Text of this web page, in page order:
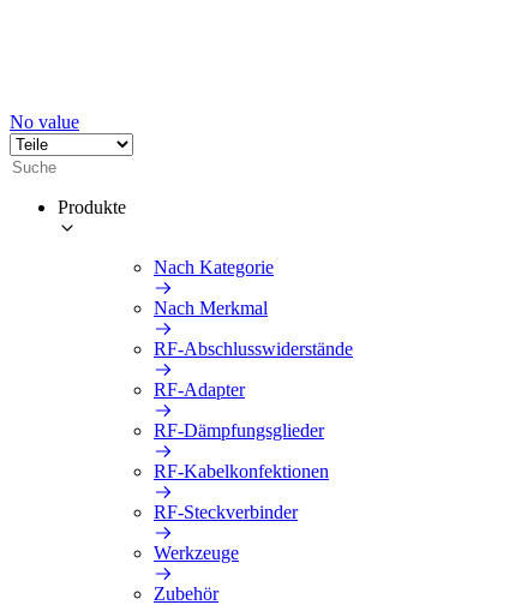
No value
Produkte
Nach Kategorie
Nach Merkmal
RF-Abschlusswiderstände
RF-Adapter
RF-Dämpfungsglieder
RF-Kabelkonfektionen
RF-Steckverbinder
Werkzeuge
Zubehör